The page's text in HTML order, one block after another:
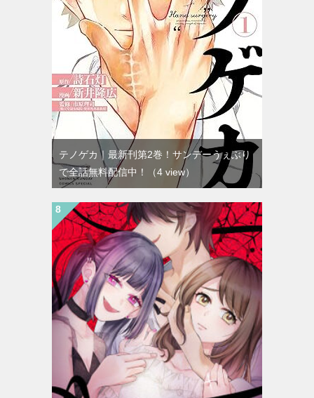
テノゲカ｜最新刊第2巻！サンデーうぇぶり
で全話無料配信中！
（4 view）